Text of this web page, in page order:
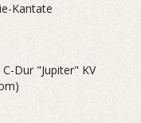
Kantate
Dur "Jupiter" KV